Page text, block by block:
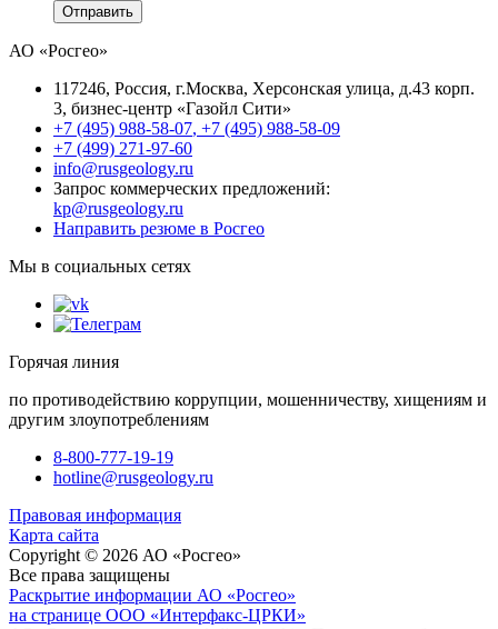
Отправить
АО «Росгео»
117246, Россия, г.Москва, Херсонская улица, д.43 корп.
3, бизнес-центр «Газойл Сити»
+7 (495) 988-58-07, +7 (495) 988-58-09
+7 (499) 271-97-60
info@rusgeology.ru
Запрос коммерческих предложений:
kp@rusgeology.ru
Направить резюме в Росгео
Мы в социальных сетях
Горячая линия
по противодействию коррупции, мошенничеству, хищениям и
другим злоупотреблениям
8-800-777-19-19
hotline@rusgeology.ru
Правовая информация
Карта сайта
Copyright © 2026 АО «Росгео»
Все права защищены
Раскрытие информации АО «Росгео»
на странице ООО «Интерфакс-ЦРКИ»